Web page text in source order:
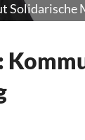
Solidarische